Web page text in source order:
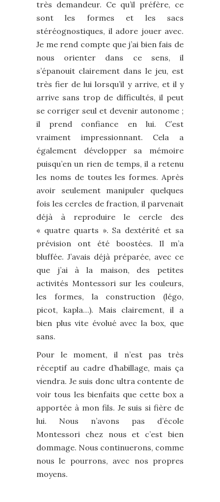
très demandeur. Ce qu’il préfère, ce
sont les formes et les sacs
stéréognostiques, il adore jouer avec.
Je me rend compte que j’ai bien fais de
nous orienter dans ce sens, il
s’épanouit clairement dans le jeu, est
très fier de lui lorsqu’il y arrive, et il y
arrive sans trop de difficultés, il peut
se corriger seul et devenir autonome ;
il prend confiance en lui. C’est
vraiment impressionnant. Cela a
également développer sa mémoire
puisqu’en un rien de temps, il a retenu
les noms de toutes les formes. Après
avoir seulement manipuler quelques
fois les cercles de fraction, il parvenait
déjà à reproduire le cercle des
« quatre quarts ». Sa dextérité et sa
prévision ont été boostées. Il m’a
bluffée. J’avais déjà préparée, avec ce
que j’ai à la maison, des petites
activités Montessori sur les couleurs,
les formes, la construction (légo,
picot, kapla…). Mais clairement, il a
bien plus vite évolué avec la box, que
sans.
Pour le moment, il n’est pas très
réceptif au cadre d’habillage, mais ça
viendra. Je suis donc ultra contente de
voir tous les bienfaits que cette box a
apportée à mon fils. Je suis si fière de
lui. Nous n’avons pas d’école
Montessori chez nous et c’est bien
dommage. Nous continuerons, comme
nous le pourrons, avec nos propres
moyens.